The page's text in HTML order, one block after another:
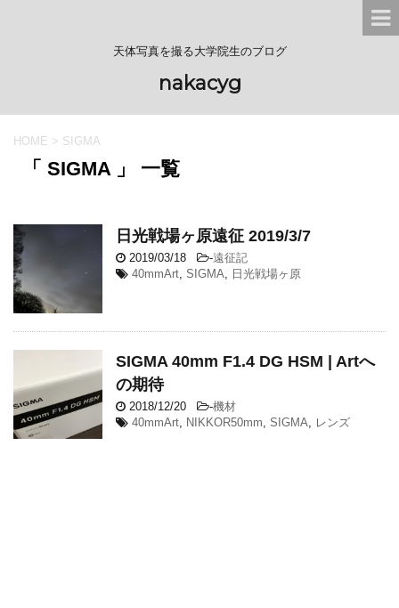
天体写真を撮る大学院生のブログ
nakacyg
HOME > SIGMA
「 SIGMA 」 一覧
日光戦場ヶ原遠征 2019/3/7
2019/03/18 -遠征記
40mmArt, SIGMA, 日光戦場ヶ原
SIGMA 40mm F1.4 DG HSM | Artへ
の期待
2018/12/20 -機材
40mmArt, NIKKOR50mm, SIGMA, レンズ